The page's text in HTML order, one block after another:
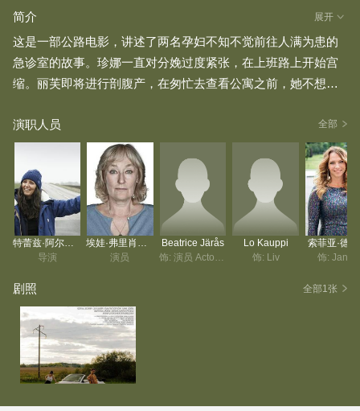
简介 展开
这是一部公路电影，讲述了两名孕妇不知不觉前往人满为患的
急诊室的故事。珍娜一直对分娩过度紧张，在上班路上开始宫
缩。丽芙即将进行剖腹产，在匆忙去查看公寓之前，她不想让
果断抛开过去和未来，只专注于当下。
演职人员 全部
导演
演员
Beatrice Järås
Lo Kauppi
饰: Liv
索菲亚·德
饰: Janna
剧照 全部1张